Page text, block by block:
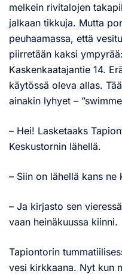
melkein rivitalojen
jalkaan tikkuja. Mutta
peuhaamassa, että
piirretään kaksi
Kaskenkaatajantie 14.
käytössä oleva allas.
ainakin lyhyet –
– Hei! Lasketaaks
Keskustornin lähellä.
– Siin on lähellä kans ne
– Ja kirjasto sen
vaan heinäkuussa kiinni.
Tapiontorin
vesi kirkkaana. Nyt kun